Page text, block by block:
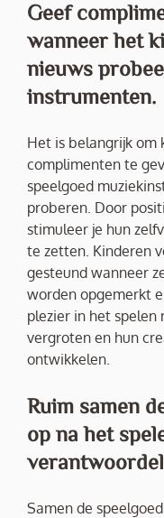
Geef
wanneer het
nieuws
instrumenten.
Het is belangrijk om
complimenten te
speelgoed
proberen. Door
stimuleer je hun
te zetten. Kinderen
gesteund wanneer
worden opgemerkt
plezier in het
vergroten en hun
ontwikkelen.
Ruim samen
op na het
Samen de